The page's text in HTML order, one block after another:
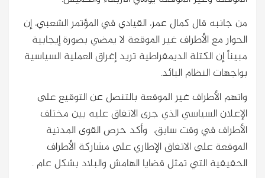
من جانبه قال كمال عمر، القيادي في المؤتمر الشعبي، إن
الحوار مع الأطراف غير الموقعة لا يمضي بصورة إيجابية
مبيناً إن الكتلة الديمقراطية تريد إغراق العملية السياسية
بواجهات النظام البائد.
واتهم الأطراف غير الموقعة بالتنصل عن التوقيع على
الإعلان السياسي الذي جرى الاتفاق عليه بين مختلف
الأطراف في وقت سابق، وأكد حرص القوى المدنية
الموقعة على الاتفاق الإطاري على مشاركة الأطراف
الحقيقية التي تمثل قضايا الهامش والبلاد بشكل عام .